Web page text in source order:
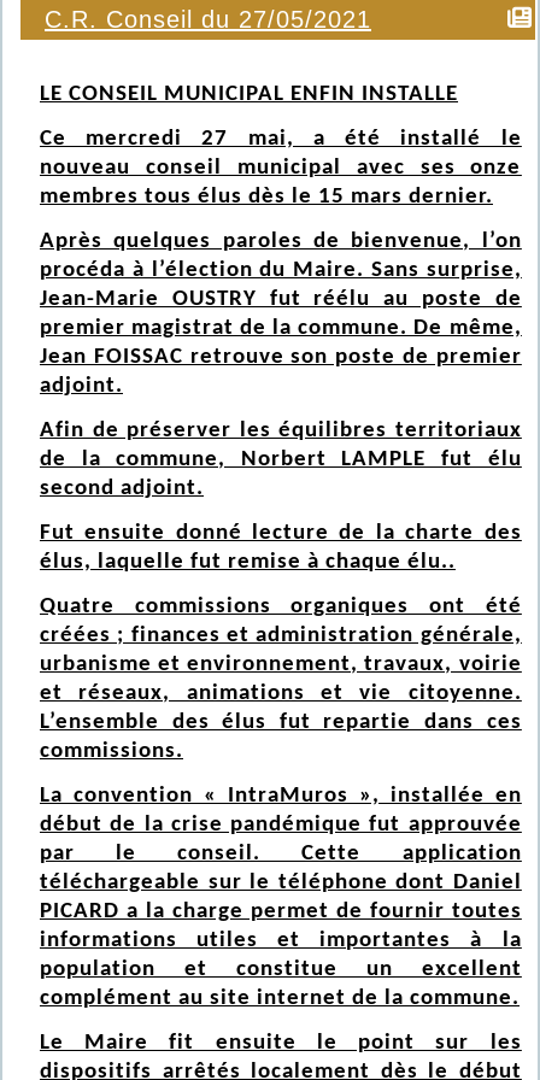
C.R. Conseil du 27/05/2021
LE CONSEIL MUNICIPAL ENFIN INSTALLE
Ce mercredi 27 mai, a été installé le
nouveau conseil municipal avec ses onze
membres tous élus dès le 15 mars dernier.
Après quelques paroles de bienvenue, l’on
procéda à l’élection du Maire. Sans surprise,
Jean-Marie OUSTRY fut réélu au poste de
premier magistrat de la commune. De même,
Jean FOISSAC retrouve son poste de premier
adjoint.
Afin de préserver les équilibres territoriaux
de la commune, Norbert LAMPLE fut élu
second adjoint.
Fut ensuite donné lecture de la charte des
élus, laquelle fut remise à chaque élu..
Quatre commissions organiques ont été
créées ; finances et administration générale,
urbanisme et environnement, travaux, voirie
et réseaux, animations et vie citoyenne.
L’ensemble des élus fut repartie dans ces
commissions.
La convention « IntraMuros », installée en
début de la crise pandémique fut approuvée
par le conseil. Cette application
téléchargeable sur le téléphone dont Daniel
PICARD a la charge permet de fournir toutes
informations utiles et importantes à la
population et constitue un excellent
complément au site internet de la commune.
Le Maire fit ensuite le point sur les
dispositifs arrêtés localement dès le début